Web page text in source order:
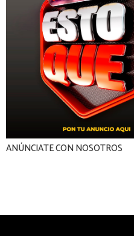
ANÚNCIATE CON NOSOTROS